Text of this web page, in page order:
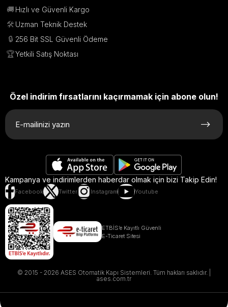
🚚 Hızlı ve Güvenli Kargo
🛠️ Uzman Teknik Destek
🔒 256 Bit SSL Güvenli Ödeme
🏆Yetkili Satış Noktası
Özel indirim fırsatlarını kaçırmamak için abone olun!
Kampanya ve indirimlerden haberdar olmak için bizi Takip Edin!
Facebook Twitter Instagram Youtube
ETBİS’e Kayıtlı Güvenli
E-Ticaret Sitesi
© 2015 - 2026 ASES Otomatik Kapı Sistemleri. Tüm hakları saklıdır. |
ases.com.tr